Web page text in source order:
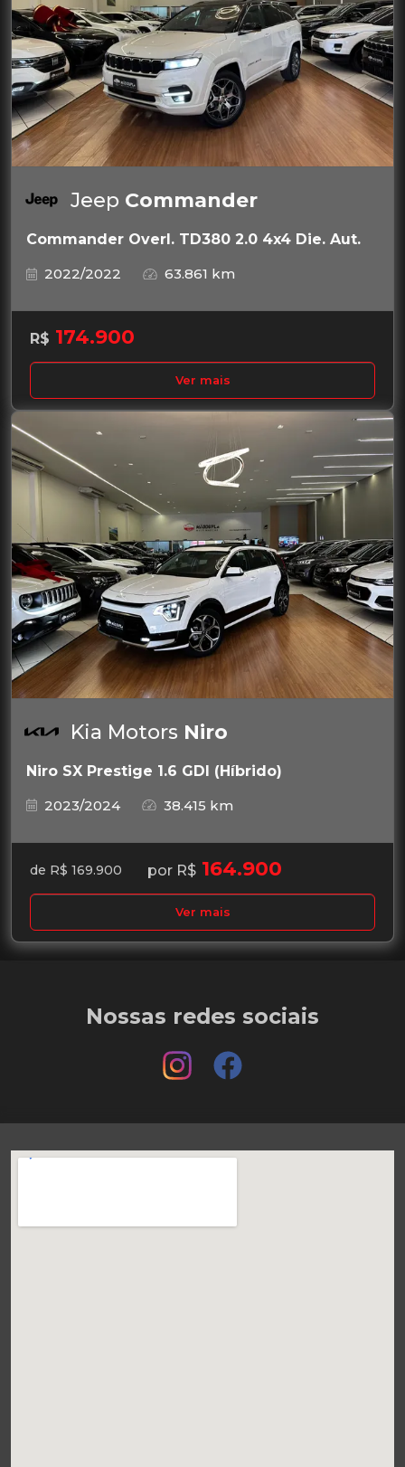
Jeep Commander
Commander Overl. TD380 2.0 4x4 Die. Aut.
2022/2022
63.861 km
R$ 174.900
Ver mais
Kia Motors Niro
Niro SX Prestige 1.6 GDI (Híbrido)
2023/2024
38.415 km
de R$ 169.900 por R$ 164.900
Ver mais
Nossas redes sociais